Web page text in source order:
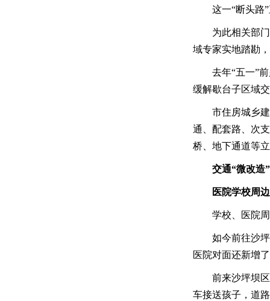
这一“断头路
为此相关部
域专家实地踏勘
去年“五一”
缓解歇台子区域
市住房城乡
通、配套路、次
桥、地下通道等
交通“微改造”
医院学校周
学校、医院
如今前往沙
医院对面还新增
前来沙坪坝
车接送孩子，道